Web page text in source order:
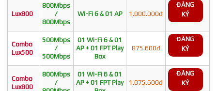
Lux800
800Mbps
/
800Mbps
Wi-Fi 6 & 01 AP 1.000.000đ
ĐĂNG
KÝ
Combo
Lux500
500Mbps
/
500Mbps
01 Wi-Fi 6 & 01
AP + 01 FPT Play
Box
875.600đ
ĐĂNG
KÝ
Combo
Lux800
800Mbps
/
01 Wi-Fi 6 & 01
AP + 01 FPT Play
1.075.600đ
ĐĂNG
KÝ